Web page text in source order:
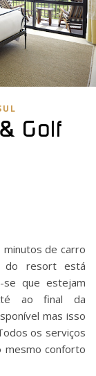
Golf
minutos de carro
do resort está
se que estejam
ao final da
mas isso
os serviços
mesmo conforto